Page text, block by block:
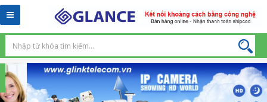
Toggle
navigation